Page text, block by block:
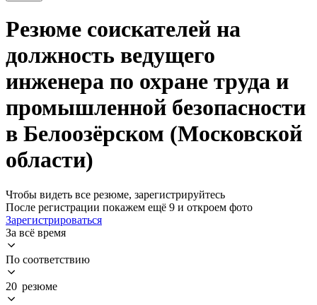
Резюме соискателей на
должность ведущего
инженера по охране труда и
промышленной безопасности
в Белоозёрском (Московской
области)
Чтобы видеть все резюме, зарегистрируйтесь
После регистрации покажем ещё 9 и откроем фото
Зарегистрироваться
За всё время
По соответствию
20 резюме